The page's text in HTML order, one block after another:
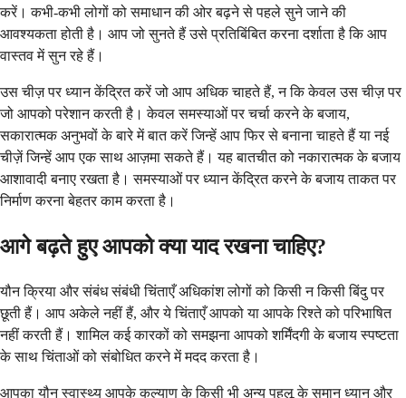
करें। कभी-कभी लोगों को समाधान की ओर बढ़ने से पहले सुने जाने की
आवश्यकता होती है। आप जो सुनते हैं उसे प्रतिबिंबित करना दर्शाता है कि आप
वास्तव में सुन रहे हैं।
उस चीज़ पर ध्यान केंद्रित करें जो आप अधिक चाहते हैं, न कि केवल उस चीज़ पर
जो आपको परेशान करती है। केवल समस्याओं पर चर्चा करने के बजाय,
सकारात्मक अनुभवों के बारे में बात करें जिन्हें आप फिर से बनाना चाहते हैं या नई
चीज़ें जिन्हें आप एक साथ आज़मा सकते हैं। यह बातचीत को नकारात्मक के बजाय
आशावादी बनाए रखता है। समस्याओं पर ध्यान केंद्रित करने के बजाय ताकत पर
निर्माण करना बेहतर काम करता है।
आगे बढ़ते हुए आपको क्या याद रखना चाहिए?
यौन क्रिया और संबंध संबंधी चिंताएँ अधिकांश लोगों को किसी न किसी बिंदु पर
छूती हैं। आप अकेले नहीं हैं, और ये चिंताएँ आपको या आपके रिश्ते को परिभाषित
नहीं करती हैं। शामिल कई कारकों को समझना आपको शर्मिंदगी के बजाय स्पष्टता
के साथ चिंताओं को संबोधित करने में मदद करता है।
आपका यौन स्वास्थ्य आपके कल्याण के किसी भी अन्य पहलू के समान ध्यान और